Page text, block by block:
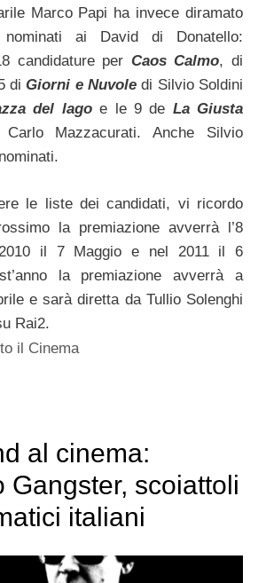
Marco Papi ha invece diramato
ai David di Donatello:
candidature per Caos Calmo, di
diGiorni e Nuvole di Silvio Soldini
del lagoe le 9 de La Giusta
Mazzacurati. Anche Silvio
le liste dei candidati, vi ricordo
la premiazione avverrà l’8
il 7 Maggio e nel 2011 il 6
la premiazione avverrà a
e sarà diretta da Tullio Solenghi
Rai2.
il Cinema
al cinema:
Gangster, scoiattoli
italiani